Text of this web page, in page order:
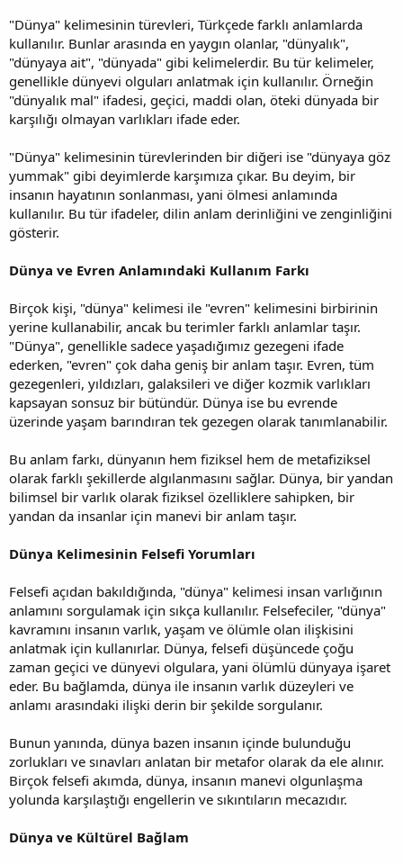
"Dünya" kelimesinin türevleri, Türkçede farklı anlamlarda
kullanılır. Bunlar arasında en yaygın olanlar, "dünyalık",
"dünyaya ait", "dünyada" gibi kelimelerdir. Bu tür kelimeler,
genellikle dünyevi olguları anlatmak için kullanılır. Örneğin
"dünyalık mal" ifadesi, geçici, maddi olan, öteki dünyada bir
karşılığı olmayan varlıkları ifade eder.
"Dünya" kelimesinin türevlerinden bir diğeri ise "dünyaya göz
yummak" gibi deyimlerde karşımıza çıkar. Bu deyim, bir
insanın hayatının sonlanması, yani ölmesi anlamında
kullanılır. Bu tür ifadeler, dilin anlam derinliğini ve zenginliğini
gösterir.
Dünya ve Evren Anlamındaki Kullanım Farkı
Birçok kişi, "dünya" kelimesi ile "evren" kelimesini birbirinin
yerine kullanabilir, ancak bu terimler farklı anlamlar taşır.
"Dünya", genellikle sadece yaşadığımız gezegeni ifade
ederken, "evren" çok daha geniş bir anlam taşır. Evren, tüm
gezegenleri, yıldızları, galaksileri ve diğer kozmik varlıkları
kapsayan sonsuz bir bütündür. Dünya ise bu evrende
üzerinde yaşam barındıran tek gezegen olarak tanımlanabilir.
Bu anlam farkı, dünyanın hem fiziksel hem de metafiziksel
olarak farklı şekillerde algılanmasını sağlar. Dünya, bir yandan
bilimsel bir varlık olarak fiziksel özelliklere sahipken, bir
yandan da insanlar için manevi bir anlam taşır.
Dünya Kelimesinin Felsefi Yorumları
Felsefi açıdan bakıldığında, "dünya" kelimesi insan varlığının
anlamını sorgulamak için sıkça kullanılır. Felsefeciler, "dünya"
kavramını insanın varlık, yaşam ve ölümle olan ilişkisini
anlatmak için kullanırlar. Dünya, felsefi düşüncede çoğu
zaman geçici ve dünyevi olgulara, yani ölümlü dünyaya işaret
eder. Bu bağlamda, dünya ile insanın varlık düzeyleri ve
anlamı arasındaki ilişki derin bir şekilde sorgulanır.
Bunun yanında, dünya bazen insanın içinde bulunduğu
zorlukları ve sınavları anlatan bir metafor olarak da ele alınır.
Birçok felsefi akımda, dünya, insanın manevi olgunlaşma
yolunda karşılaştığı engellerin ve sıkıntıların mecazıdır.
Dünya ve Kültürel Bağlam